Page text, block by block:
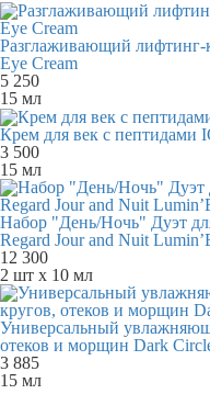
Разглаживающий лифтинг-
Eye Cream
5 250
15 мл
Крем для век с пептидами
3 500
15 мл
Набор "День/Ночь" Дуэт
Regard Jour and Nuit
12 300
2 шт x 10 мл
Универсальный
отеков и морщин Dark
3 885
15 мл